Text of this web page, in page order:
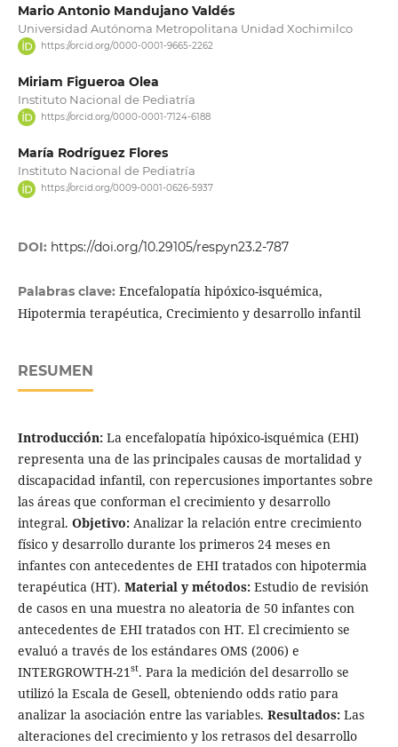
Mario Antonio Mandujano Valdés
Universidad Autónoma Metropolitana Unidad Xochimilco
https://orcid.org/0000-0001-9665-2262
Miriam Figueroa Olea
Instituto Nacional de Pediatría
https://orcid.org/0000-0001-7124-6188
María Rodríguez Flores
Instituto Nacional de Pediatría
https://orcid.org/0009-0001-0626-5937
DOI: https://doi.org/10.29105/respyn23.2-787
Palabras clave: Encefalopatía hipóxico-isquémica,
Hipotermia terapéutica, Crecimiento y desarrollo infantil
RESUMEN
Introducción:La encefalopatía hipóxico-isquémica (EHI)
representa una de las principales causas de mortalidad y
discapacidad infantil, con repercusiones importantes sobre
las áreas que conforman el crecimiento y desarrollo
integral. Objetivo:Analizar la relación entre crecimiento
físico y desarrollo durante los primeros 24 meses en
infantes con antecedentes de EHI tratados con hipotermia
terapéutica (HT). Material y métodos:Estudio de revisión
de casos en una muestra no aleatoria de 50 infantes con
antecedentes de EHI tratados con HT. El crecimiento se
evaluó a través de los estándares OMS (2006) e
INTERGROWTH-21 st. Para la medición del desarrollo se
utilizó la Escala de Gesell, obteniendo odds ratio para
analizar la asociación entre las variables. Resultados: Las
alteraciones del crecimiento y los retrasos del desarrollo